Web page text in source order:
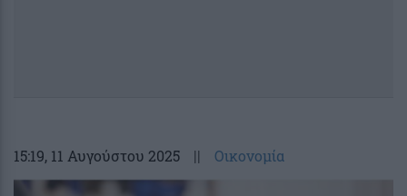
15:19, 11 Αυγούστου 2025 || Οικονομία